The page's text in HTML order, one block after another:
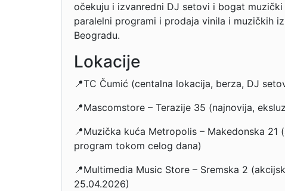
očekuju i izvanredni DJ setovi i bogat
paralelni programi i prodaja vinila i muzičkih
Beogradu.
Lokacije
📍TC Čumić (centalna lokacija, berza, DJ
📍Mascomstore – Terazije 35 (najnovija,
📍Muzička kuća Metropolis – Makedonska
program tokom celog dana)
📍Multimedia Music Store – Sremska 2
25.04.2026)